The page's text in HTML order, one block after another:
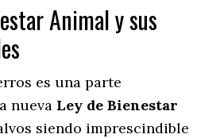
Animal y sus
es una parte
nueva Ley de Bienestar
siendo imprescindible